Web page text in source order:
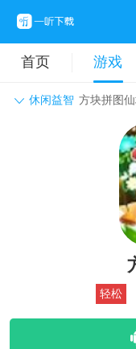
首页 游戏
休闲益智 方块拼图
动
卡
挂
轻松